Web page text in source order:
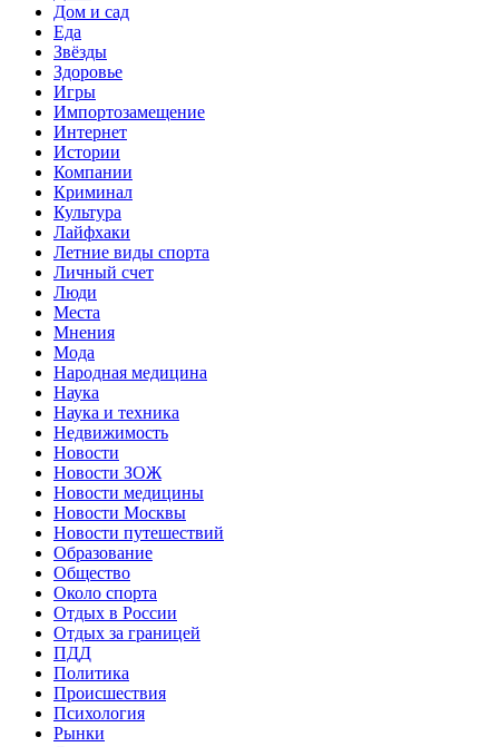
Дом и сад
Еда
Звёзды
Здоровье
Игры
Импортозамещение
Интернет
Истории
Компании
Криминал
Культура
Лайфхаки
Летние виды спорта
Личный счет
Люди
Места
Мнения
Мода
Народная медицина
Наука
Наука и техника
Недвижимость
Новости
Новости ЗОЖ
Новости медицины
Новости Москвы
Новости путешествий
Образование
Общество
Около спорта
Отдых в России
Отдых за границей
ПДД
Политика
Происшествия
Психология
Рынки